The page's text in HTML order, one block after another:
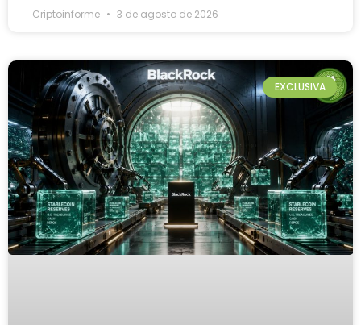
Criptoinforme 3 de agosto de 2026
EXCLUSIVA